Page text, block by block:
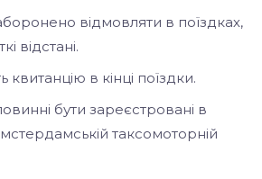
відмовляти в поїздках,
відстані.
квитанцію в кінці поїздки.
повинні бути зареєстровані в
таксомоторній